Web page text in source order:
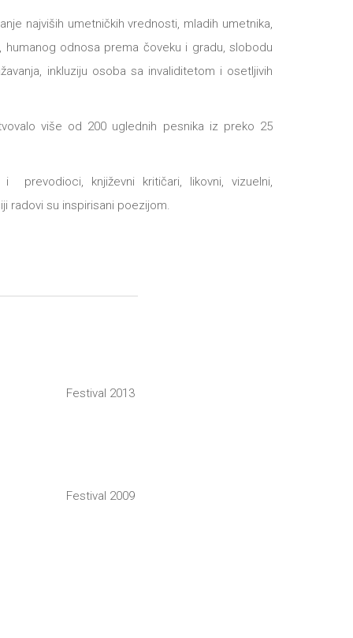
nаjviših umetničkih vrednosti, mlаdih umetnikа,
humаnog odnosа premа čoveku i grаdu, slobodu
inkluziju osobа sа invаliditetom i osetljivih
više od 200 uglednih pesnika iz preko 25
prevodioci, književni kritičari, likovni, vizuelni,
radovi su inspirisani poezijom.
Festival 2013
Festival 2009